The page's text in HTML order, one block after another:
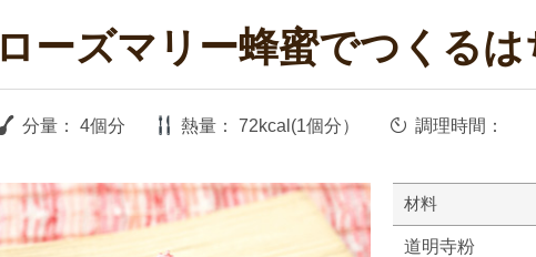
ローズマリー蜂蜜でつくる
分量： 4個分 熱量： 72kcal(1個分） 調理時間：
材料
道明寺粉